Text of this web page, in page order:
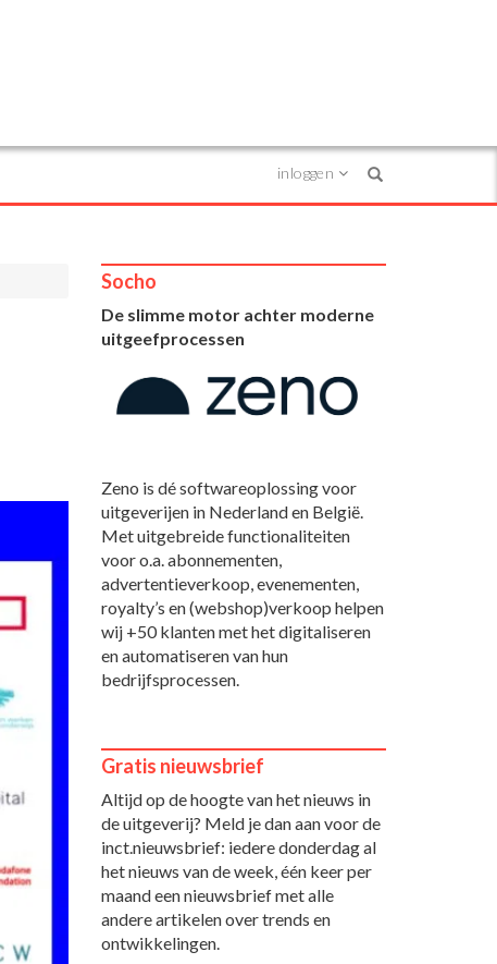
inloggen
Socho
De slimme motor achter moderne
uitgeefprocessen
Zeno is dé softwareoplossing voor
uitgeverijen in Nederland en België.
Met uitgebreide functionaliteiten
voor o.a. abonnementen,
advertentieverkoop, evenementen,
royalty’s en (webshop)verkoop helpen
wij +50 klanten met het digitaliseren
en automatiseren van hun
bedrijfsprocessen.
Gratis nieuwsbrief
Altijd op de hoogte van het nieuws in
de uitgeverij? Meld je dan aan voor de
inct.nieuwsbrief: iedere donderdag al
het nieuws van de week, één keer per
maand een nieuwsbrief met alle
andere artikelen over trends en
ontwikkelingen.